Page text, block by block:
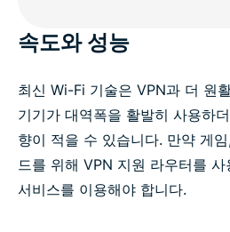
속도와 성능
최신 Wi-Fi 기술은 VPN과 더 원
기기가 대역폭을 활발히 사용하
향이 적을 수 있습니다. 만약 게
드를 위해 VPN 지원 라우터를
서비스를 이용해야 합니다.